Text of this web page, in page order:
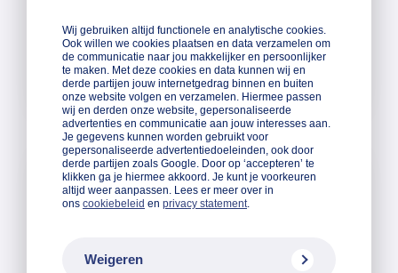
Wij gebruiken altijd functionele en analytische cookies.
Ook willen we cookies plaatsen en data verzamelen om
de communicatie naar jou makkelijker en persoonlijker
te maken. Met deze cookies en data kunnen wij en
derde partijen jouw internetgedrag binnen en buiten
onze website volgen en verzamelen. Hiermee passen
wij en derden onze website, gepersonaliseerde
advertenties en communicatie aan jouw interesses aan.
Je gegevens kunnen worden gebruikt voor
gepersonaliseerde advertentiedoeleinden, ook door
derde partijen zoals Google. Door op ‘accepteren’ te
klikken ga je hiermee akkoord. Je kunt je voorkeuren
altijd weer aanpassen. Lees er meer over in
ons cookiebeleid en privacy statement.
Weigeren
€ 300
Nog 19
plekken
Aanmelden
ma 28 sep 2026
09:00 - 17:00
Locatie
Utrecht
Sessies
1
Tijdsduur
8 uur